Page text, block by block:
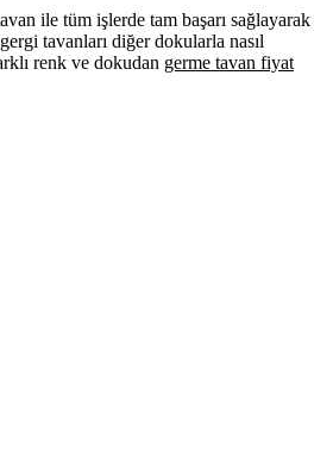
ile tüm işlerde tam başarı sağlayarak
tavanları diğer dokularla nasıl
renk ve dokudan germe tavan fiyat